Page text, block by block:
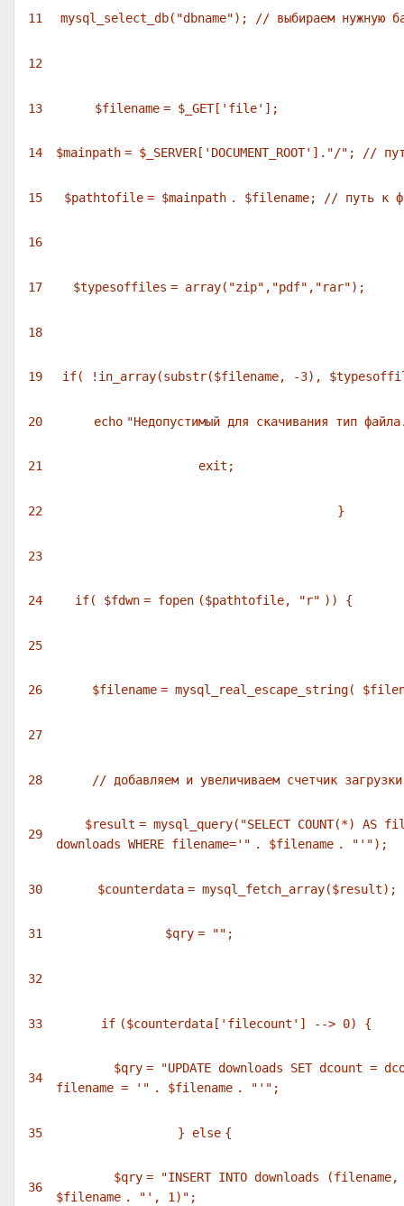
11 mysql_select_db( "dbname"); // выбираем нужную
12
13 $filename = $_GET[ 'file' ];
14 $mainpath = $_SERVER[ 'DOCUMENT_ROOT' ]. "/" ; //
15 $pathtofile = $mainpath . $filename; // путь к
16
17 $typesoffiles = array( "zip" , "pdf" , "rar");
18
19 if( !in_array(substr($filename, -3),
20 echo "Недопустимый для скачивания тип
21 exit ;
22 }
23
24 if( $fdwn = fopen ($pathtofile, "r" )) {
25
26 $filename = mysql_real_escape_string(
27
28 // добавляем и увеличиваем счетчик
29
$result = mysql_query( "SELECT COUNT(*) AS
downloads WHERE filename='" . $filename . "'");
30 $counterdata = mysql_fetch_array($result);
31 $qry = "" ;
32
33 if ($counterdata[ 'filecount' ] --> 0) {
34
$qry =
"UPDATE downloads SET dcount =
filename = '" . $filename . "'" ;
35 } else {
36
$qry =
"INSERT INTO downloads
$filename . "', 1)" ;